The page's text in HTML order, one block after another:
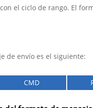
el ciclo de rango. El
de envío es el siguiente:
CMD